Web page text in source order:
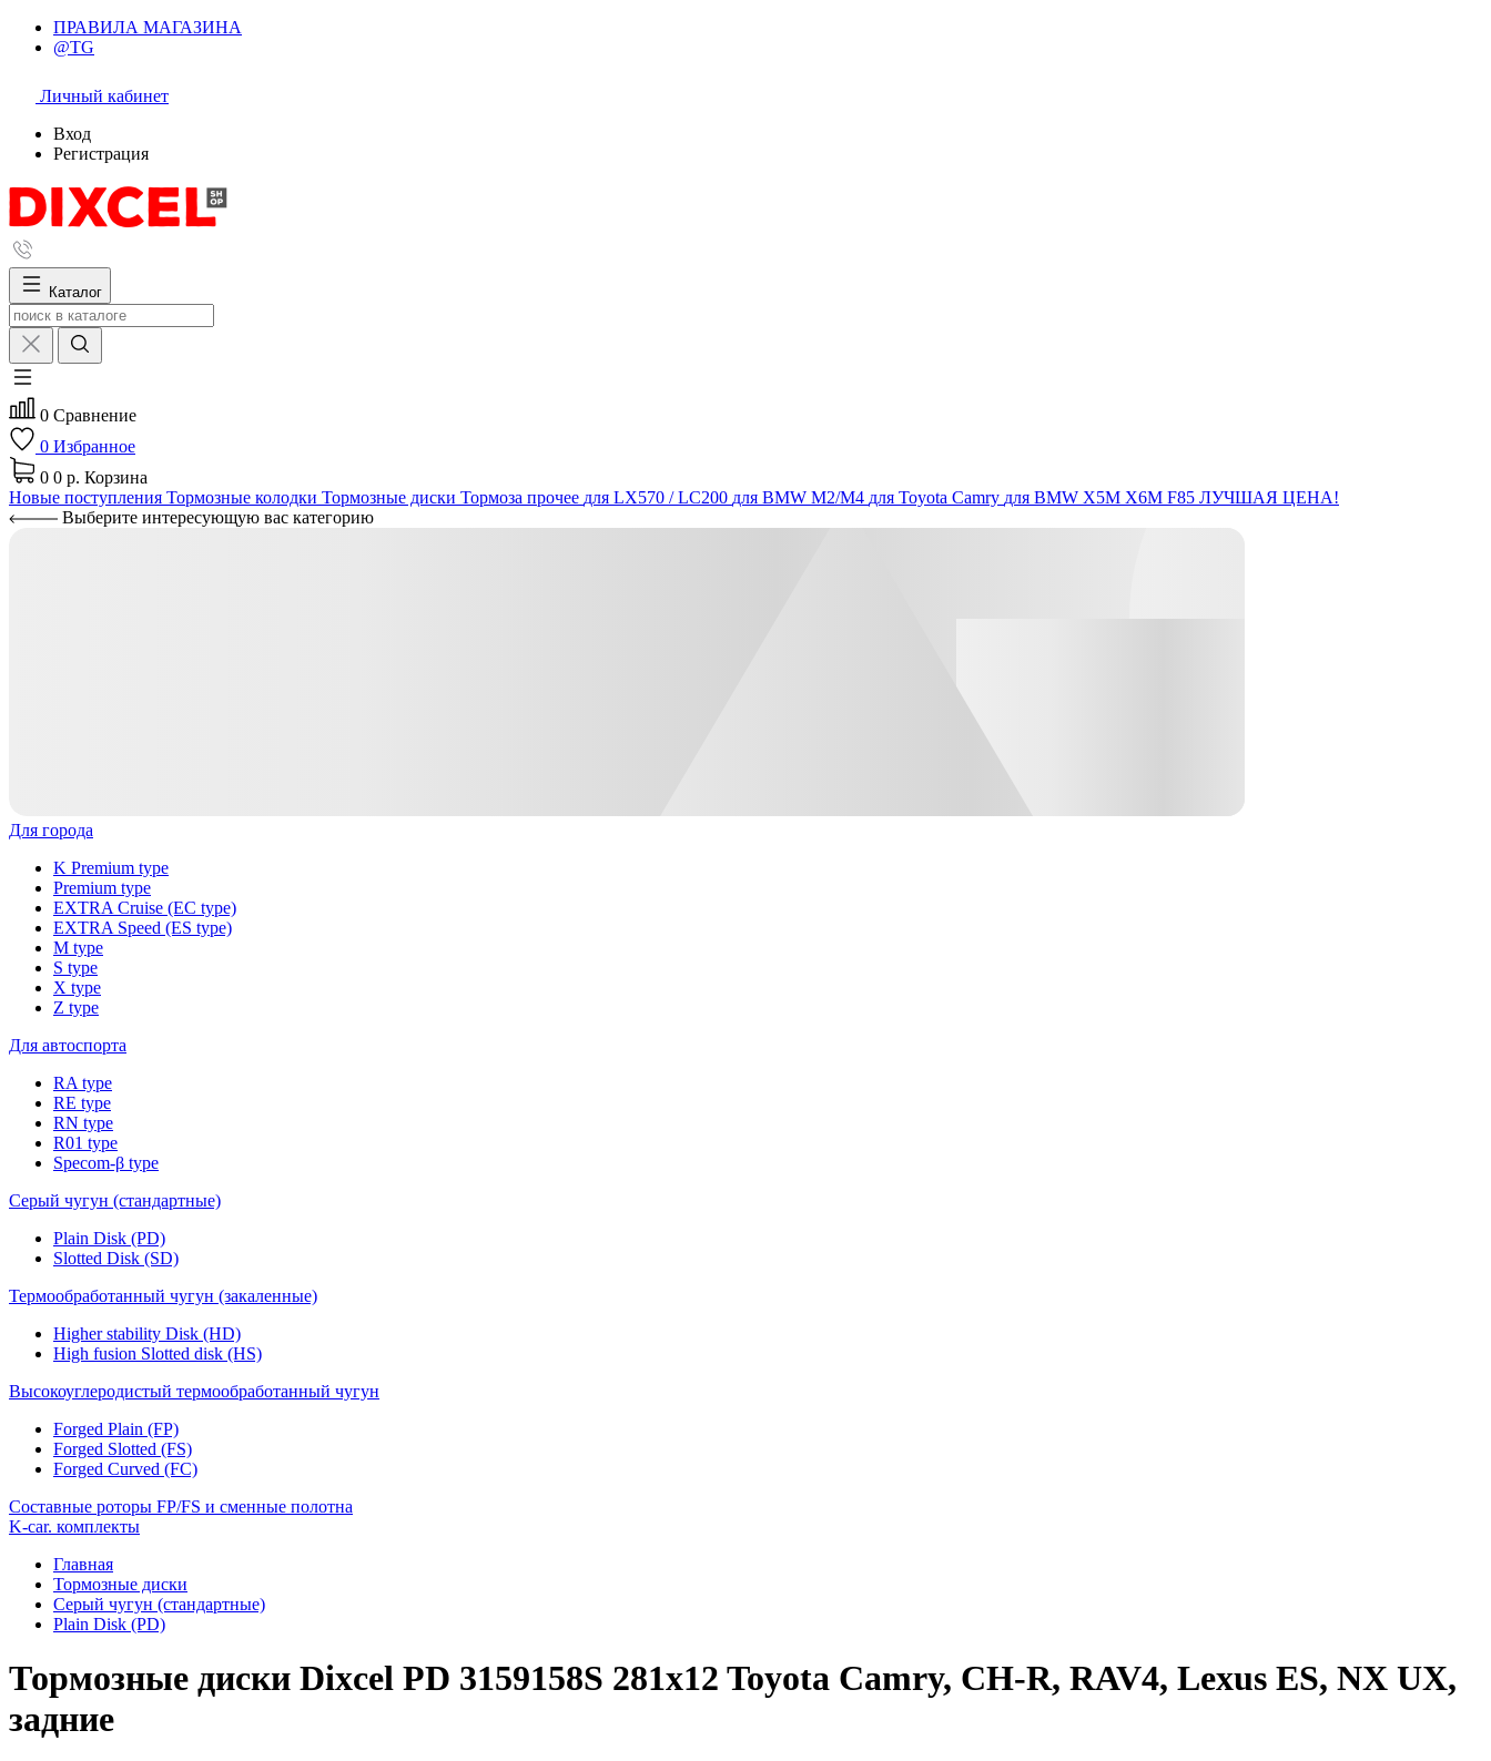
ПРАВИЛА МАГАЗИНА
@TG
Личный кабинет
Вход
Регистрация
Каталог
0 Сравнение
0 Избранное
0 0 р. Корзина
Новые поступления Тормозные колодки Тормозные диски Тормоза прочее для LX570 / LC200 для BMW M2/M4 для Toyota Camry для BMW X5M X6M F85 ЛУЧШАЯ ЦЕНА!
Выберите интересующую вас категорию
Для города
K Premium type
Premium type
EXTRA Cruise (EC type)
EXTRA Speed (ES type)
M type
S type
X type
Z type
Для автоспорта
RA type
RE type
RN type
R01 type
Specom-β type
Серый чугун (стандартные)
Plain Disk (PD)
Slotted Disk (SD)
Термообработанный чугун (закаленные)
Higher stability Disk (HD)
High fusion Slotted disk (HS)
Высокоуглеродистый термообработанный чугун
Forged Plain (FP)
Forged Slotted (FS)
Forged Curved (FC)
Составные роторы FP/FS и сменные полотна
K-car. комплекты
Главная
Тормозные диски
Серый чугун (стандартные)
Plain Disk (PD)
Тормозные диски Dixcel PD 3159158S 281x12 Toyota Camry, CH-R, RAV4, Lexus ES, NX UX,
задние